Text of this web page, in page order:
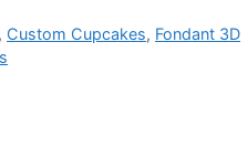
, Custom Cupcakes, Fondant 3D